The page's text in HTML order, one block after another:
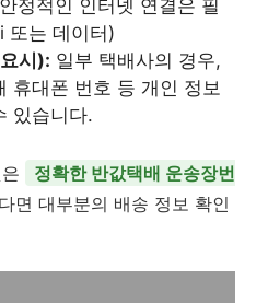
안정적인 인터넷 연결은 필
또는 데이터)
시): 일부 택배사의 경우,
휴대폰 번호 등 개인 정보
있습니다.
정확한 반값택배 운송장번
면 대부분의 배송 정보 확인